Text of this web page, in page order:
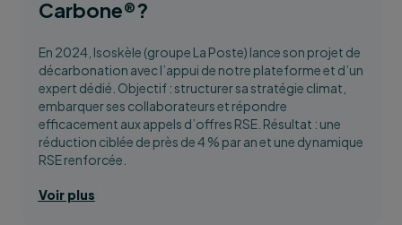
Carbone®?
En 2024, Isoskèle (groupe La Poste) lance son projet de
décarbonation avec l’appui de notre plateforme et d’un
expert dédié. Objectif : structurer sa stratégie climat,
embarquer ses collaborateurs et répondre
efficacement aux appels d’offres RSE. Résultat : une
réduction ciblée de près de 4 % par an et une dynamique
RSE renforcée.
Voir plus